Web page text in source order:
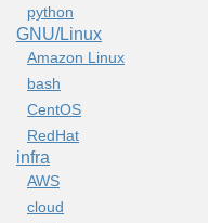
python
GNU/Linux
Amazon Linux
bash
CentOS
RedHat
infra
AWS
cloud